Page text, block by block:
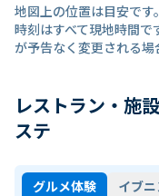
地図上の位置は目安です。
時刻はすべて現地時間
が予告なく変更される場
レストラン・施
ステ
グルメ体験
イブ